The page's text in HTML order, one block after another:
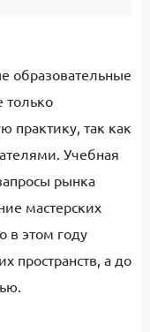
образовательные
только
практику, так как
Учебная
рынка
мастерских
в этом году
пространств, а до